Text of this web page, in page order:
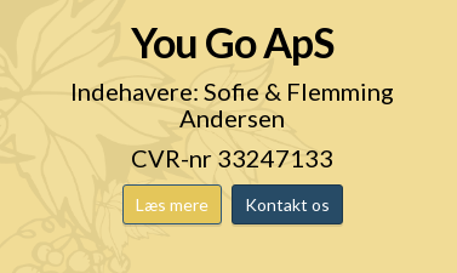
You Go ApS
Indehavere: Sofie & Flemming
Andersen
CVR-nr 33247133
Læs mere Kontakt os